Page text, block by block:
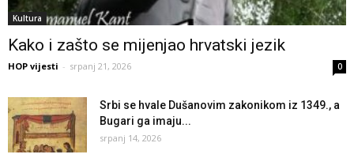
Kultura
Kako i zašto se mijenjao hrvatski jezik
HOP vijesti - srpanj 21, 2026 0
Srbi se hvale Dušanovim zakonikom iz 1349., a
Bugari ga imaju...
srpanj 14, 2026